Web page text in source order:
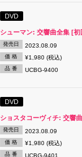
DVD
シューマン: 交響曲全集 [初
発売日 2023.08.09
価 格 ¥1,980 (税込)
品 番 UCBG-9400
DVD
ショスタコーヴィチ: 交響
発売日 2023.08.09
価 格 ¥1,980 (税込)
品 番 UCBG-9401